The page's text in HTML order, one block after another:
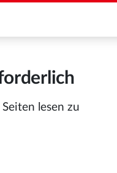
Seiten lesen zu